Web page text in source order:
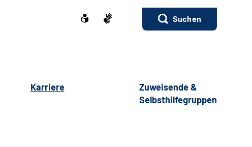
Suchen
Karriere
Zuweisende &
Selbsthilfegruppen